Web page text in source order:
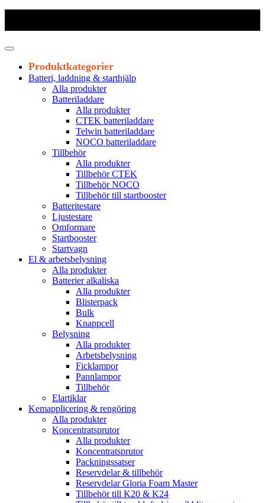
Produktkategorier
Batteri, laddning & starthjälp
Alla produkter
Batteriladdare
Alla produkter
CTEK batteriladdare
Telwin batteriladdare
NOCO batteriladdare
Tillbehör
Alla produkter
Tillbehör CTEK
Tillbehör NOCO
Tillbehör till startbooster
Batteritestare
Ljustestare
Omformare
Startbooster
Startvagn
El & arbetsbelysning
Alla produkter
Batterier alkaliska
Alla produkter
Blisterpack
Bulk
Knappcell
Belysning
Alla produkter
Arbetsbelysning
Ficklampor
Pannlampor
Tillbehör
Elartiklar
Kemapplicering & rengöring
Alla produkter
Koncentratsprutor
Alla produkter
Koncentratsprutor
Packningssatser
Reservdelar & tillbehör
Reservdelar Gloria Foam Master
Tillbehör till K20 & K24